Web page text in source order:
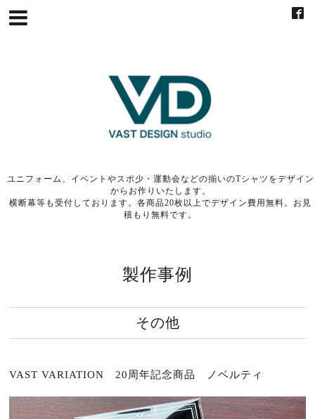
ユニフォーム、イベントやスポ少・運動会などの揃いのTシャツをデザイン
からお作りいたします。
横断幕等も受付しております。各商品20枚以上でデザイン費用無料。お見
積もり無料です。
製作事例
その他
VAST VARIATION 20周年記念商品 ノベルティ